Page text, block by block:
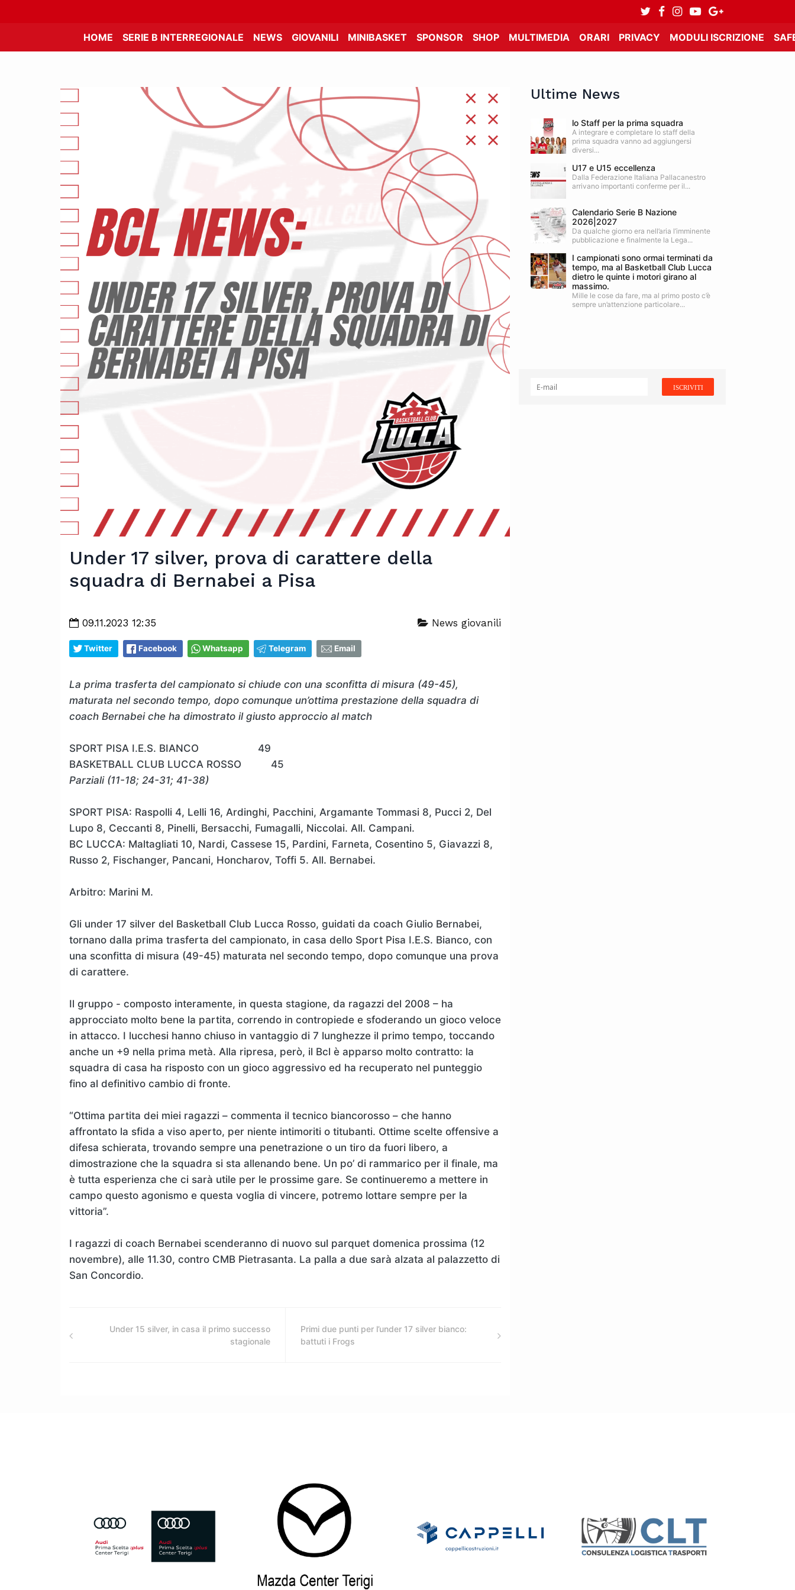
HOME SERIE B INTERREGIONALE NEWS GIOVANILI MINIBASKET SPONSOR SHOP MULTIMEDIA ORARI PRIVACY MODULI ISCRIZIONE
Under 17 silver, prova di carattere della
squadra di Bernabei a Pisa
09.11.2023 12:35 News giovanili
Twitter Facebook Whatsapp Telegram Email
La prima trasferta del campionato si chiude con una sconfitta di misura (49-45),
maturata nel secondo tempo, dopo comunque un’ottima prestazione della squadra di
coach Bernabei che ha dimostrato il giusto approccio al match
SPORT PISA I.E.S. BIANCO 49
BASKETBALL CLUB LUCCA ROSSO 45
Parziali (11-18; 24-31; 41-38)
SPORT PISA: Raspolli 4, Lelli 16, Ardinghi, Pacchini, Argamante Tommasi 8, Pucci 2, Del
Lupo 8, Ceccanti 8, Pinelli, Bersacchi, Fumagalli, Niccolai. All. Campani.
BC LUCCA: Maltagliati 10, Nardi, Cassese 15, Pardini, Farneta, Cosentino 5, Giavazzi 8,
Russo 2, Fischanger, Pancani, Honcharov, Toffi 5. All. Bernabei.
Arbitro: Marini M.
Gli under 17 silver del Basketball Club Lucca Rosso, guidati da coach Giulio Bernabei,
tornano dalla prima trasferta del campionato, in casa dello Sport Pisa I.E.S. Bianco, con
una sconfitta di misura (49-45) maturata nel secondo tempo, dopo comunque una prova
di carattere.
Il gruppo - composto interamente, in questa stagione, da ragazzi del 2008 – ha
approcciato molto bene la partita, correndo in contropiede e sfoderando un gioco veloce
in attacco. I lucchesi hanno chiuso in vantaggio di 7 lunghezze il primo tempo, toccando
anche un +9 nella prima metà. Alla ripresa, però, il Bcl è apparso molto contratto: la
squadra di casa ha risposto con un gioco aggressivo ed ha recuperato nel punteggio
fino al definitivo cambio di fronte.
“Ottima partita dei miei ragazzi – commenta il tecnico biancorosso – che hanno
affrontato la sfida a viso aperto, per niente intimoriti o titubanti. Ottime scelte offensive a
difesa schierata, trovando sempre una penetrazione o un tiro da fuori libero, a
dimostrazione che la squadra si sta allenando bene. Un po’ di rammarico per il finale, ma
è tutta esperienza che ci sarà utile per le prossime gare. Se continueremo a mettere in
campo questo agonismo e questa voglia di vincere, potremo lottare sempre per la
vittoria”.
I ragazzi di coach Bernabei scenderanno di nuovo sul parquet domenica prossima (12
novembre), alle 11.30, contro CMB Pietrasanta. La palla a due sarà alzata al palazzetto di
San Concordio.
Under 15 silver, in casa il primo successo
stagionale
Primi due punti per l’under 17 silver bianco:
battuti i Frogs
Ultime News
lo Staff per la prima squadra
A integrare e completare lo staff della
prima squadra vanno ad aggiungersi
diversi...
U17 e U15 eccellenza
Dalla Federazione Italiana Pallacanestro
arrivano importanti conferme per il...
Calendario Serie B Nazione
2026|2027
Da qualche giorno era nell’aria l’imminente
pubblicazione e finalmente la Lega...
I campionati sono ormai terminati da
tempo, ma al Basketball Club Lucca
dietro le quinte i motori girano al
massimo.
Mille le cose da fare, ma al primo posto c’è
sempre un’attenzione particolare...